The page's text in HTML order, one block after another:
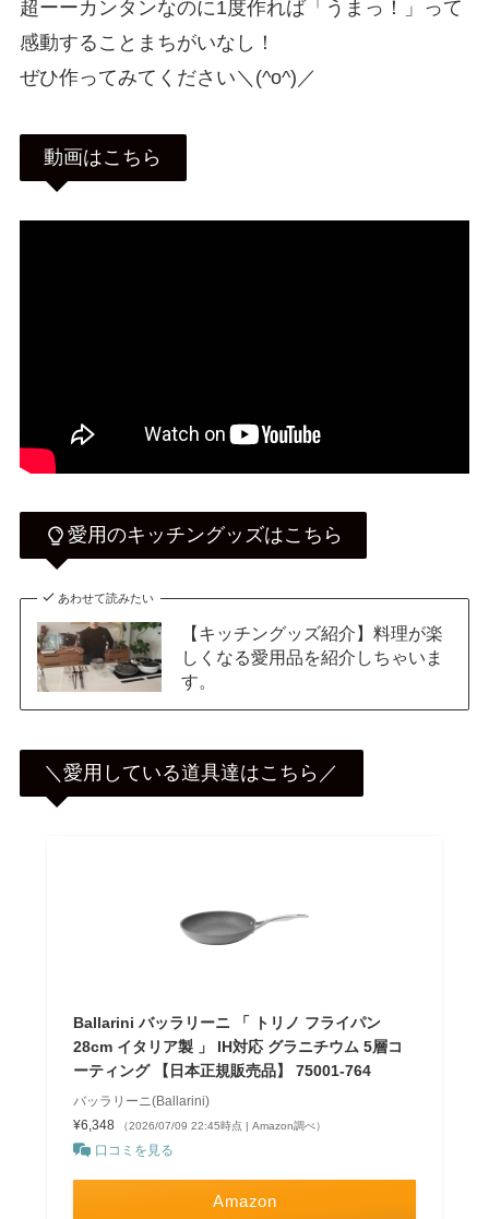
超ーーカンタンなのに1度作れば「うまっ！」って
感動することまちがいなし！
ぜひ作ってみてください＼(^o^)／
動画はこちら
愛用のキッチングッズはこちら
あわせて読みたい
【キッチングッズ紹介】料理が楽
しくなる愛用品を紹介しちゃいま
す。
＼愛用している道具達はこちら／
Ballarini バッラリーニ 「 トリノ フライパン
28cm イタリア製 」 IH対応 グラニチウム 5層コ
ーティング 【日本正規販売品】 75001-764
バッラリーニ(Ballarini)
¥6,348
（2026/07/09 22:45時点 | Amazon調べ）
口コミを見る
Amazon